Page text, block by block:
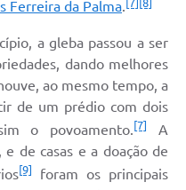
Ferreira da Palma.
a gleba passou a ser
dando melhores
ao mesmo tempo, a
de um prédio com dois
o povoamento.[7]
A
de casas e a doação de
[9]
foram os principais